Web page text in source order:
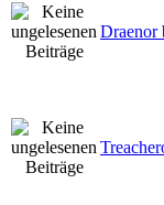
Draenor